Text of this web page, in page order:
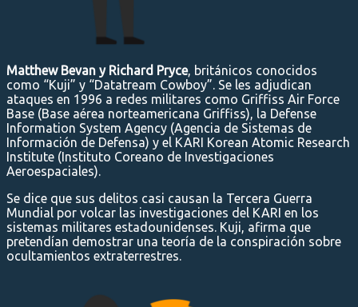
Matthew Bevan y Richard Pryce, británicos conocidos
como “Kuji” y “Datatream Cowboy”. Se les adjudican
ataques en 1996 a redes militares como Griffiss Air Force
Base (Base aérea norteamericana Griffiss), la Defense
Information System Agency (Agencia de Sistemas de
Información de Defensa) y el KARI Korean Atomic Research
Institute (Instituto Coreano de Investigaciones
Aeroespaciales).
Se dice que sus delitos casi causan la Tercera Guerra
Mundial por volcar las investigaciones del KARI en los
sistemas militares estadounidenses. Kuji, afirma que
pretendían demostrar una teoría de la conspiración sobre
ocultamientos extraterrestres.